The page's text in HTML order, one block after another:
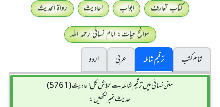
کتاب تعارف ابواب احادیث
رواۃ الحدیث
سوانح حیات: امام نسائی رحمہ اللہ
تمام کتب
ترقیم شاملہ عربی
اردو
سنن نسائی میں ترقیم شاملہ سے تلاش کل احادیث (5761)
حدیث نمبر لکھیں: